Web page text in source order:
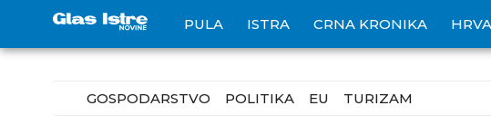
PULA ISTRA CRNA KRONIKA
GOSPODARSTVO POLITIKA EU TURIZAM